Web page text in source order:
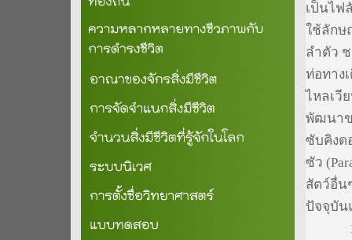
เป็นไฟ
ใช้ลักษ
ลำตัว
ท่อทาง
ไหลเวี
พัฒนาข
ซับคิงด
ซัว
สัตว์อื่น
ปัจจุบัน